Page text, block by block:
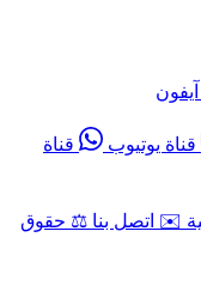
قناة يوتيوب
قناة
✉️ اتصل بنا ⚖️ حقوق